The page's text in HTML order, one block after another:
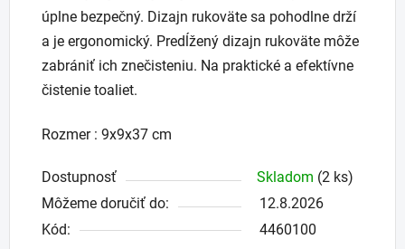
úplne bezpečný. Dizajn rukoväte sa pohodlne drží
a je ergonomický. Predĺžený dizajn rukoväte môže
zabrániť ich znečisteniu. Na praktické a efektívne
čistenie toaliet.
Rozmer : 9x9x37 cm
Dostupnosť Skladom (2 ks)
Môžeme doručiť do:
12.8.2026
Kód:
4460100